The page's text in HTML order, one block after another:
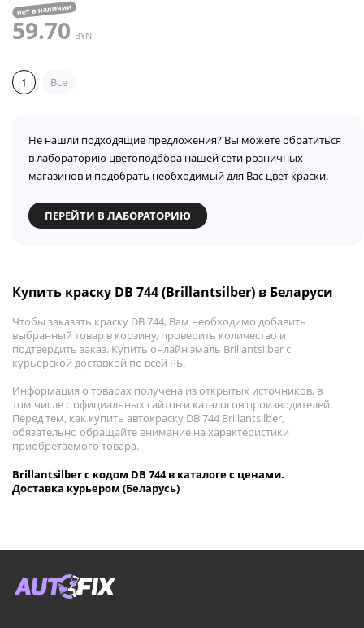
нет в наличии
59.70 BYN
1 Все
Не нашли подходящие предложения? Вы можете обратиться
в лабораторию цветоподбора нашей сети розничных
магазинов и подобрать необходимый для Вас цвет краски.
ПЕРЕЙТИ В ЛАБОРАТОРИЮ
Купить краску DB 744 (Brillantsilber) в Беларуси
Чтобы заказать краску DB 744, Вам необходимо добавить
выбранный товар в корзину, проверить количество и
подтвердить заказ. Купить онлайн эмаль Brillantsilber с
курьерской доставкой по всей РБ.
Информация о товарах получена из открытых источников, в
том числе с официальных сайтов и каталогов производителей.
Перед тем, как купить автокраску DB 744 Brillantsilber,
обязательно обращайте внимание на характеристики
приобретаемого товара.
Brillantsilber с кодом DB 744 в каталоге с ценами.
Доставка курьером (Беларусь)